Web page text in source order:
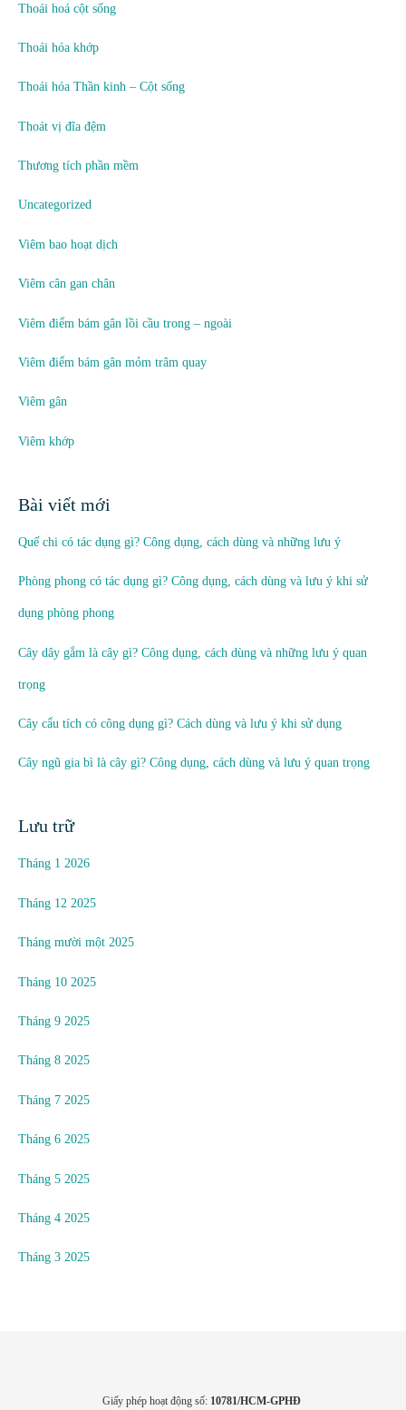
Thoái hoá cột sống
Thoái hóa khớp
Thoái hóa Thần kinh – Cột sống
Thoát vị đĩa đệm
Thương tích phần mềm
Uncategorized
Viêm bao hoạt dịch
Viêm cân gan chân
Viêm điểm bám gân lồi cầu trong – ngoài
Viêm điểm bám gân mỏm trâm quay
Viêm gân
Viêm khớp
Bài viết mới
Quế chi có tác dụng gì? Công dụng, cách dùng và những lưu ý
Phòng phong có tác dụng gì? Công dụng, cách dùng và lưu ý khi sử
dụng phòng phong
Cây dây gắm là cây gì? Công dụng, cách dùng và những lưu ý quan
trọng
Cây cẩu tích có công dụng gì? Cách dùng và lưu ý khi sử dụng
Cây ngũ gia bì là cây gì? Công dụng, cách dùng và lưu ý quan trọng
Lưu trữ
Tháng 1 2026
Tháng 12 2025
Tháng mười một 2025
Tháng 10 2025
Tháng 9 2025
Tháng 8 2025
Tháng 7 2025
Tháng 6 2025
Tháng 5 2025
Tháng 4 2025
Tháng 3 2025
Giấy phép hoạt động số: 10781/HCM-GPHĐ